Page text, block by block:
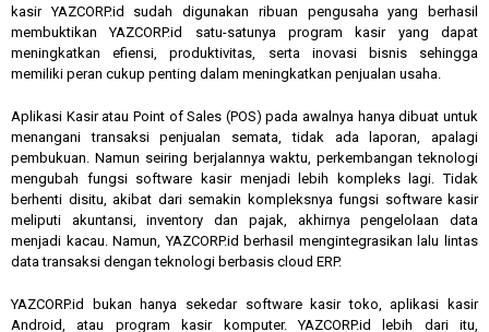
kasir YAZCORP.id sudah digunakan ribuan pengusaha yang berhasil
membuktikan YAZCORP.id satu-satunya program kasir yang dapat
meningkatkan efiensi, produktivitas, serta inovasi bisnis sehingga
memiliki peran cukup penting dalam meningkatkan penjualan usaha.
Aplikasi Kasir atau Point of Sales (POS) pada awalnya hanya dibuat untuk
menangani transaksi penjualan semata, tidak ada laporan, apalagi
pembukuan. Namun seiring berjalannya waktu, perkembangan teknologi
mengubah fungsi software kasir menjadi lebih kompleks lagi. Tidak
berhenti disitu, akibat dari semakin kompleksnya fungsi software kasir
meliputi akuntansi, inventory dan pajak, akhirnya pengelolaan data
menjadi kacau. Namun, YAZCORP.id berhasil mengintegrasikan lalu lintas
data transaksi dengan teknologi berbasis cloud ERP.
YAZCORP.id bukan hanya sekedar software kasir toko, aplikasi kasir
Android, atau program kasir komputer. YAZCORP.id lebih dari itu,